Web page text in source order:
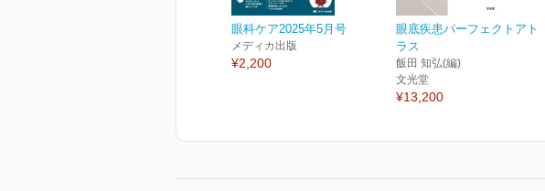
眼科ケア2025年5月号
メディカ出版
¥2,200
眼底疾患パーフェクトアト
ラス
飯田 知弘(編)
文光堂
¥13,200